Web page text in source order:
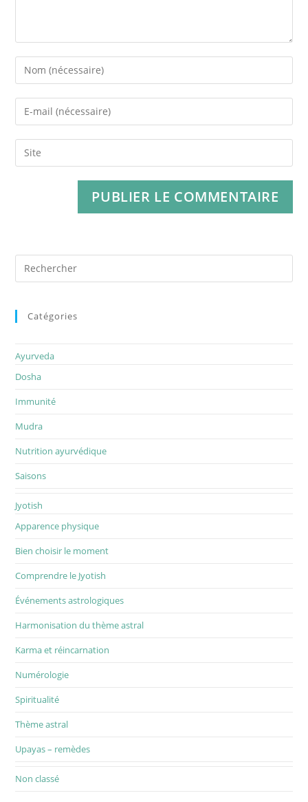
Catégories
Ayurveda
Dosha
Immunité
Mudra
Nutrition ayurvédique
Saisons
Jyotish
Apparence physique
Bien choisir le moment
Comprendre le Jyotish
Événements astrologiques
Harmonisation du thème astral
Karma et réincarnation
Numérologie
Spiritualité
Thème astral
Upayas – remèdes
Non classé